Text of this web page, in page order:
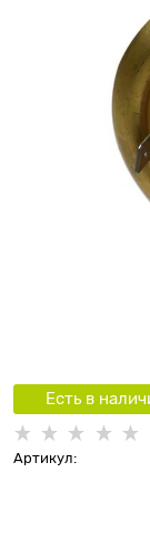
Есть в
Артикул: